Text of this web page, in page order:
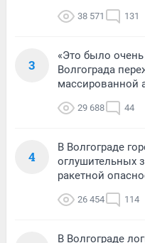
38 571 131
3
«Это было
Волгограда
массированной
29 688 44
4
В Волгограде
оглушительных
ракетной
26 454 114
В Волгограде